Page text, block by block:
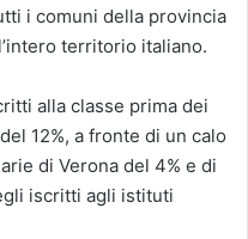
i comuni della provincia
territorio italiano.
alla classe prima dei
12%, a fronte di un calo
di Verona del 4% e di
iscritti agli istituti